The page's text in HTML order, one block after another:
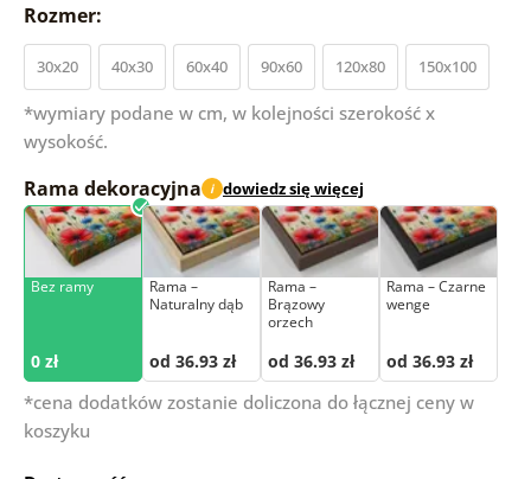
Rozmer:
30x20 40x30 60x40 90x60 120x80 150x100
*wymiary podane w cm, w kolejności szerokość x
wysokość.
Rama dekoracyjna i dowiedz się więcej
Bez ramy
0 zł
Rama –
Naturalny dąb
od 36.93 zł
Rama –
Brązowy
orzech
od 36.93 zł
Rama – Czarne
wenge
od 36.93 zł
*cena dodatków zostanie doliczona do łącznej ceny w
koszyku